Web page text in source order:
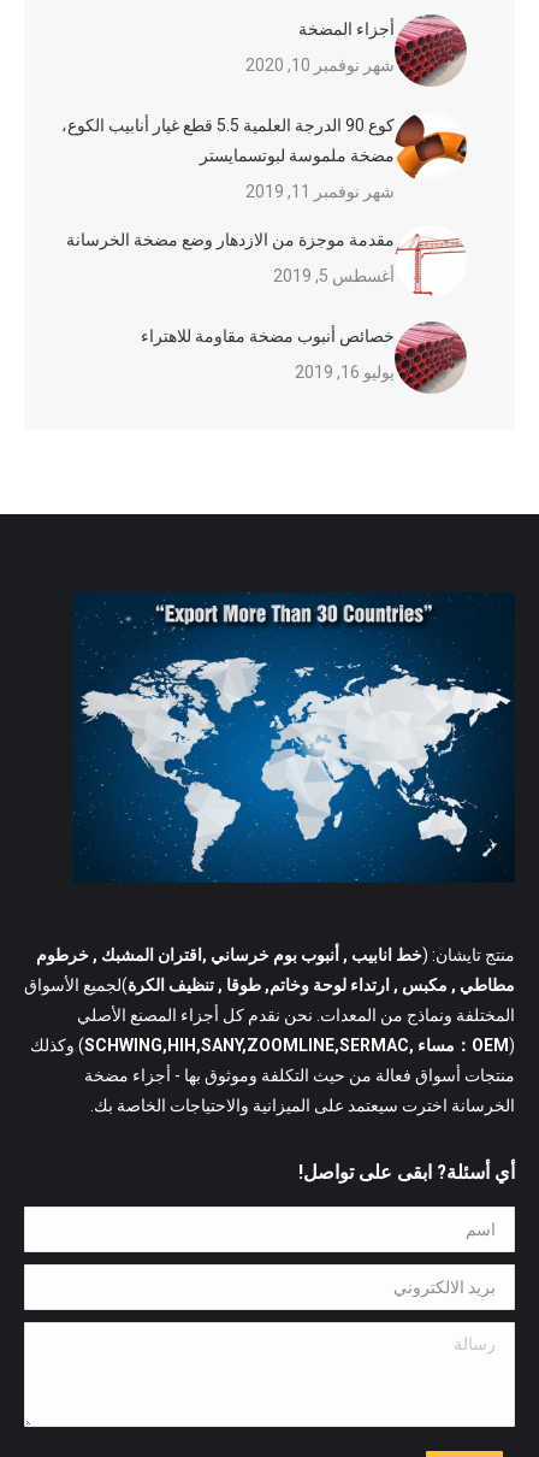
أجزاء المضخة
شهر نوفمبر 10, 2020
كوع 90 الدرجة العلمية 5.5 قطع غيار أنابيب الكوع،
مضخة ملموسة لبوتسمايستر
شهر نوفمبر 11, 2019
مقدمة موجزة من الازدهار وضع مضخة الخرسانة
أغسطس 5, 2019
خصائص أنبوب مضخة مقاومة للاهتراء
يوليو 16, 2019
منتج تايشان: (خط انابيب , أنبوب بوم خرساني ,اقتران المشبك , خرطوم
مطاطي , مكبس , ارتداء لوحة وخاتم, طوقا , تنظيف الكرة)لجميع الأسواق
المختلفة ونماذج من المعدات. نحن نقدم كل أجزاء المصنع الأصلي
(OEM：مساء ,SCHWING,HIH,SANY,ZOOMLINE,SERMAC
) وكذلك
منتجات أسواق فعالة من حيث التكلفة وموثوق بها - أجزاء مضخة
الخرسانة اخترت سيعتمد على الميزانية والاحتياجات الخاصة بك.
أي أسئلة? ابقى على تواصل!
اسم *
بريد الالكتروني *